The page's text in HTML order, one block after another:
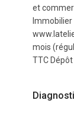
et
Immobilier
mois
TTC Dépôt